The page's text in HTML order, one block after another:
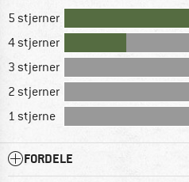
5 stjerner
4 stjerner
3 stjerner
2 stjerner
1 stjerne
FORDELE